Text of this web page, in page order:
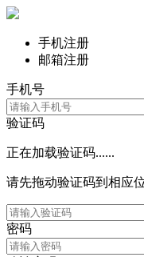
手机注册
邮箱注册
手机号
验证码
正在加载验证码......
请先拖动验证码到相应
密码